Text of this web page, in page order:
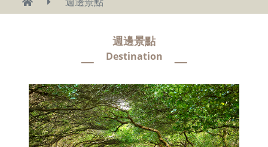
週邊景點
Destination